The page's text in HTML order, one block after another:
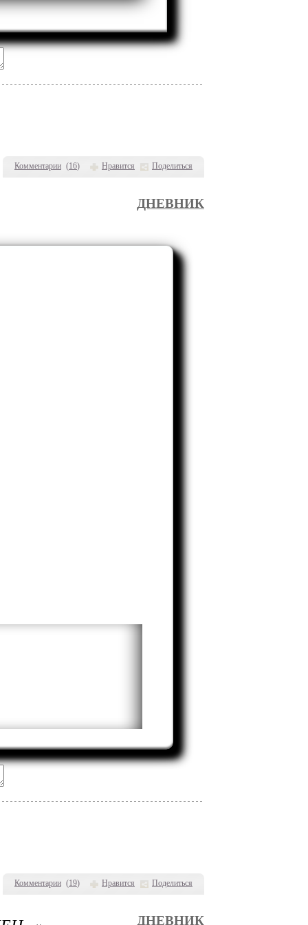
Комментарии (16) Нравится Поделиться
Комментарии (19) Нравится Поделиться
ДНЕВНИК
ДНЕВНИК